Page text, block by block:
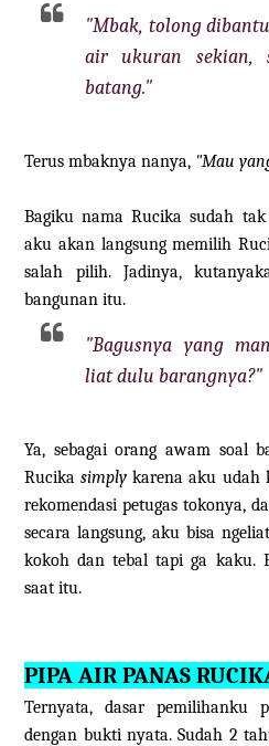
"Mbak, tolong
air ukuran sekian,
batang."
Terus mbaknya nanya, "Mau
Bagiku nama Rucika sudah
aku akan langsung memilih
salah pilih. Jadinya,
bangunan itu.
"Bagusnya yang
liat dulu barangnya?"
Ya, sebagai orang awam soal
Rucikasimply karena aku udah
rekomendasi petugas tokonya,
secara langsung, aku bisa
kokoh dan tebal tapi ga kaku.
saat itu.
PIPA AIR PANAS
Ternyata, dasar pemilihanku
dengan bukti nyata. Sudah 2